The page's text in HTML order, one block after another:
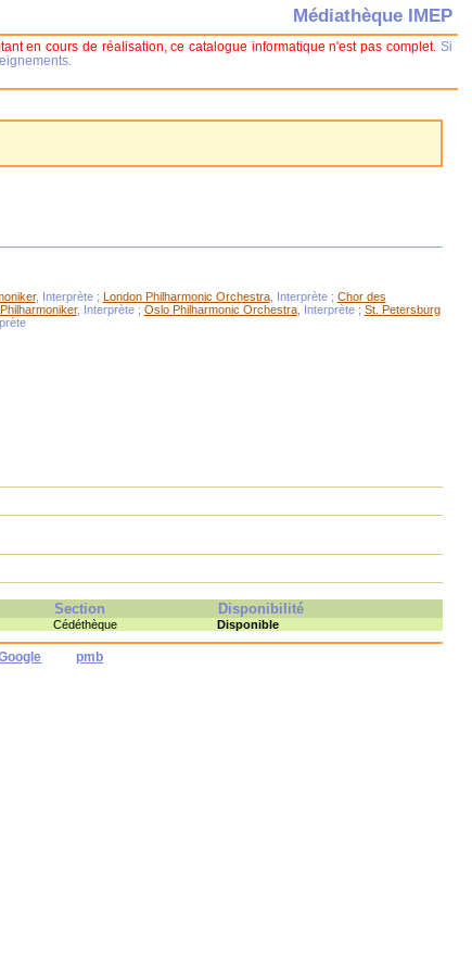
, Interprète ; London Philharmonic Orchestra, Interprète ; Chor des
, Interprète ; Oslo Philharmonic Orchestra, Interprète ; St. Petersburg
Section Disponibilité
Cédéthèque Disponible
pmb
Médiathèque IMEP
en cours de réalisation, ce catalogue informatique n'est pas complet. Si